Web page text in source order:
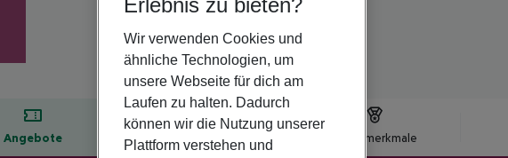
Angebote Hotelbeschreibung Hotelmerkmale
Erlebnis zu bieten?
Wir verwenden Cookies und
ähnliche Technologien, um
unsere Webseite für dich am
Laufen zu halten. Dadurch
können wir die Nutzung unserer
Plattform verstehen und